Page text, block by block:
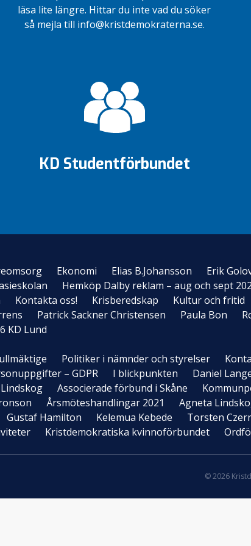
läsa lite längre. Hittar du inte vad du söker
så mejla till info@kristdemokraterna.se.
KD Studentförbundet
Ekonomi Elias B.Johansson
Erik
Hemköp Dalby reklam – aug och sept
Kontakta oss! Krisberedskap
Kultur och fritid
Patrick Sackner Christensen Paula Bon
KD Lund
Politiker i nämnder och styrelser
– GDPR
I blickpunkten
Daniel
Associerade förbund i Skåne
Årsmöteshandlingar 2021
Agneta
Gustaf Hamilton Kelemua Kebede
Torsten
Kristdemokratiska kvinnoförbundet
© 2026